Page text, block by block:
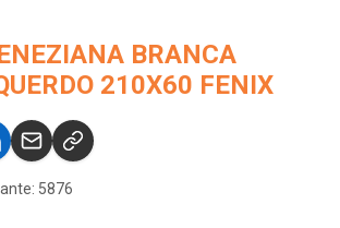
BRANCA
210X60 FENIX
5876